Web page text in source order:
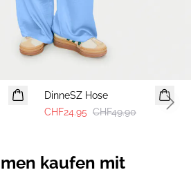
DinneSZ Hose
CHF24.95 CHF49.90
kaufen mit